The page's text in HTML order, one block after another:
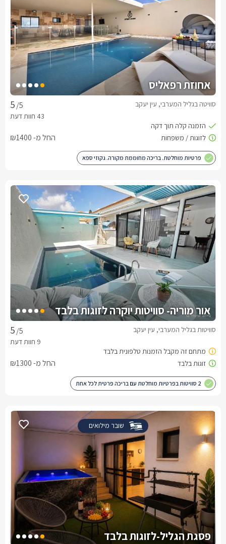
אחוזת רפאליס
/5 סוויטה בגליל המערבי, עין יעקב
החל מ- ₪1400
פרטיות מוחלטת. בריכה מחוממת מקורה. גקוזי ספא
אור מוריה- סוויטות יוקרה לזוגות בלבד
/5 סוויטות בגליל המערבי, עין יעקב
החל מ- ₪1300
2 סוויטות בפרטיות מוחלטת עם בריכה פרטית לכל אחת
שובר מילואים
פסגת הגליל-לזוגות בלבד